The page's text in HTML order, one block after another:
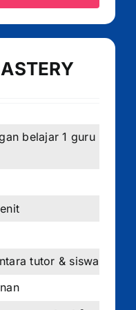
belajar 1 guru
tutor & siswa